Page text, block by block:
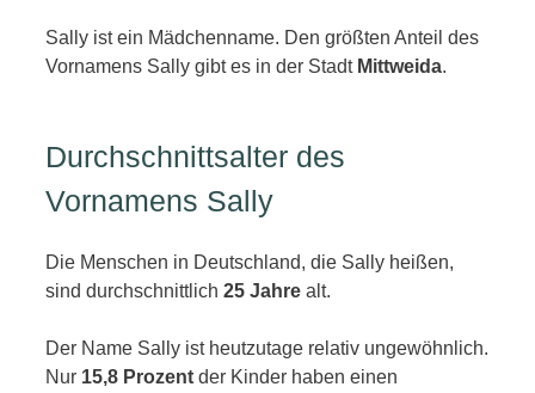
Sally ist ein Mädchenname. Den größten Anteil des
Vornamens Sally gibt es in der Stadt Mittweida.
Durchschnittsalter des
Vornamens Sally
Die Menschen in Deutschland, die Sally heißen,
sind durchschnittlich 25 Jahre alt.
Der Name Sally ist heutzutage relativ ungewöhnlich.
Nur 15,8 Prozent der Kinder haben einen